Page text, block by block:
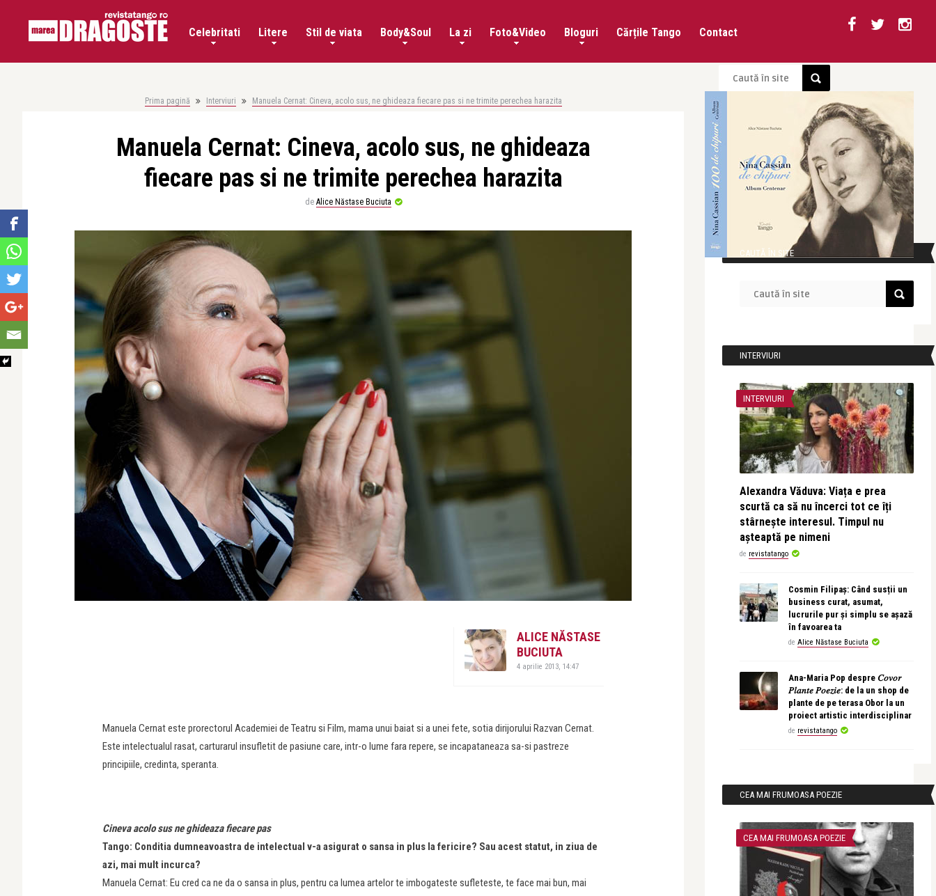
Celebritati Litere Stil de viata Body&Soul La zi Foto&Video Bloguri Cărțile Tango Contact
Prima pagină Interviuri Manuela Cernat: Cineva, acolo sus, ne ghideaza fiecare pas si ne trimite perechea harazita
Manuela Cernat: Cineva, acolo sus, ne ghideaza
fiecare pas si ne trimite perechea harazita
de Alice Năstase Buciuta
ALICE NĂSTASE
BUCIUTA
4 aprilie 2013, 14:47
Manuela Cernat este prorectorul Academiei de Teatru si Film, mama unui baiat si a unei fete, sotia dirijorului Razvan Cernat.
Este intelectualul rasat, carturarul insufletit de pasiune care, intr-o lume fara repere, se incapataneaza sa-si pastreze
principiile, credinta, speranta.
Cineva acolo sus ne ghideaza fiecare pas
Tango: Conditia dumneavoastra de in­telectual v-a asigurat o sansa in plus la fericire? Sau acest statut, in ziua de
azi, mai mult incurca?
Manuela Cernat: Eu cred ca ne da o sansa in plus, pentru ca lumea artelor te imbogateste sufleteste, te face mai bun, mai
CAUTĂ ÎN SITE
INTERVIURI
INTERVIURI
Alexandra Văduva: Viața e prea
scurtă ca să nu încerci tot ce îți
stârnește interesul. Timpul nu
așteaptă pe nimeni
de revistatango
Cosmin Filipaș: Când susții un
business curat, asumat,
lucrurile pur și simplu se așază
în favoarea ta
de Alice Năstase Buciuta
Ana-Maria Pop despre 𝐶𝑜𝑣𝑜𝑟
𝑃𝑙𝑎𝑛𝑡𝑒 𝑃𝑜𝑒𝑧𝑖𝑒: de la un shop de
plante de pe terasa Obor la un
proiect artistic interdisciplinar
de revistatango
CEA MAI FRUMOASA POEZIE
CEA MAI FRUMOASA POEZIE